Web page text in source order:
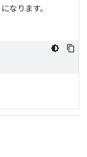
なります。